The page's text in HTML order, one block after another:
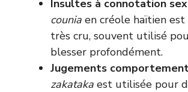
Insultes à connotation
counia en créole haïtien
très cru, souvent utilisé
blesser profondément.
Jugements
zakataka est utilisée pour